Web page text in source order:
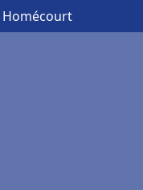
Homécourt